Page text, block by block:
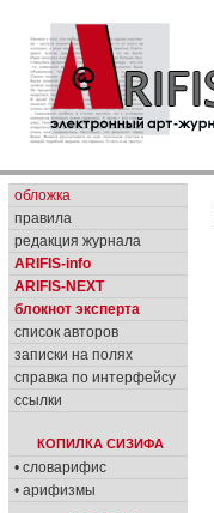
обложка
правила
редакция журнала
ARIFIS-info
ARIFIS-NEXT
блокнот эксперта
список авторов
записки на полях
справка по интерфейсу
ссылки
КОПИЛКА СИЗИФА
• словарифис
• арифизмы